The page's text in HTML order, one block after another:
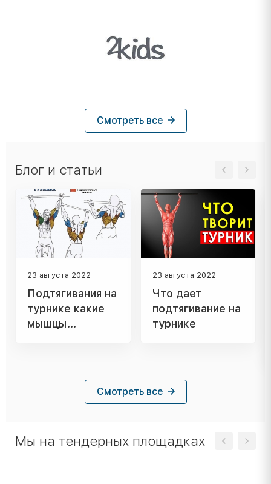
Смотреть все
Блог и статьи
23 августа 2022
Подтягивания на
турнике какие
мышцы
23 августа 2022
Что дает
подтягивание на
турнике
Смотреть все
Мы на тендерных площадках